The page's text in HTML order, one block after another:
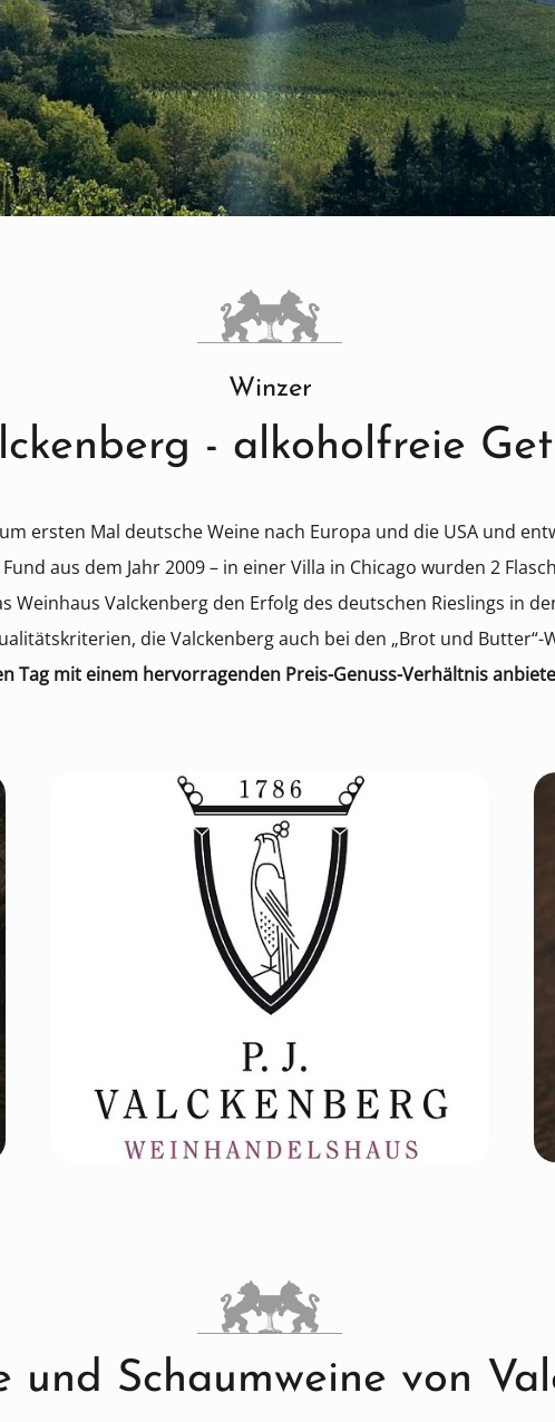
Winzer
- alkoholfreie
ersten Mal deutsche Weine nach Europa und die USA und
aus dem Jahr 2009 – in einer Villa in Chicago wurden 2
Weinhaus Valckenberg den Erfolg des deutschen Rieslings in
die Valckenberg auch bei den „Brot und Butter“-
Tag mit einem hervorragenden Preis-Genuss-Verhältnis
und Schaumweine von